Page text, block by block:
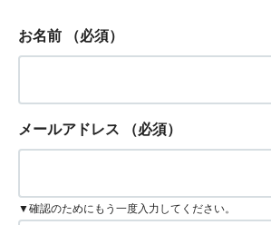
お名前 （必須）
メールアドレス （必須）
▼確認のためにもう一度入力してください。